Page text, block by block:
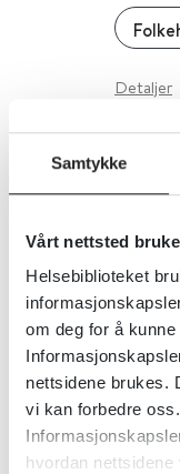
Samtykke
Vårt nettsted
Helsebiblioteket
om deg for å
nettsidene brukes.
vi kan forbedre oss.
hvordan
Detaljer
Når
å ta
Når
og